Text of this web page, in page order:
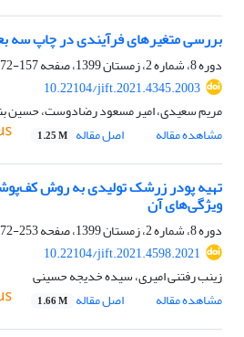
بررسی متغیرهای فرآیندی در چاپ سه
دوره 8، شماره 2، زمستان 1399، صفحه
157-172
10.22104/jift.2021.4345.2003
مریم سعیدی، امیر مسعود رضادوست، حسین
مشاهده مقاله
اصل مقاله 1.25 M
تهیه پودر زرشک تولیدی به روش
ویژگی‌های آن
دوره 8، شماره 2، زمستان 1399، صفحه
253-272
10.22104/jift.2021.4598.2021
زینب رفتنی امیری، سیده خدیجه حسینی
مشاهده مقاله
اصل مقاله 1.66 M